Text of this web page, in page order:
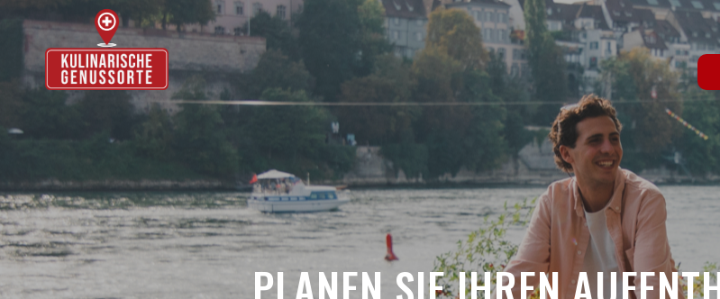
PLANEN SIE IHREN